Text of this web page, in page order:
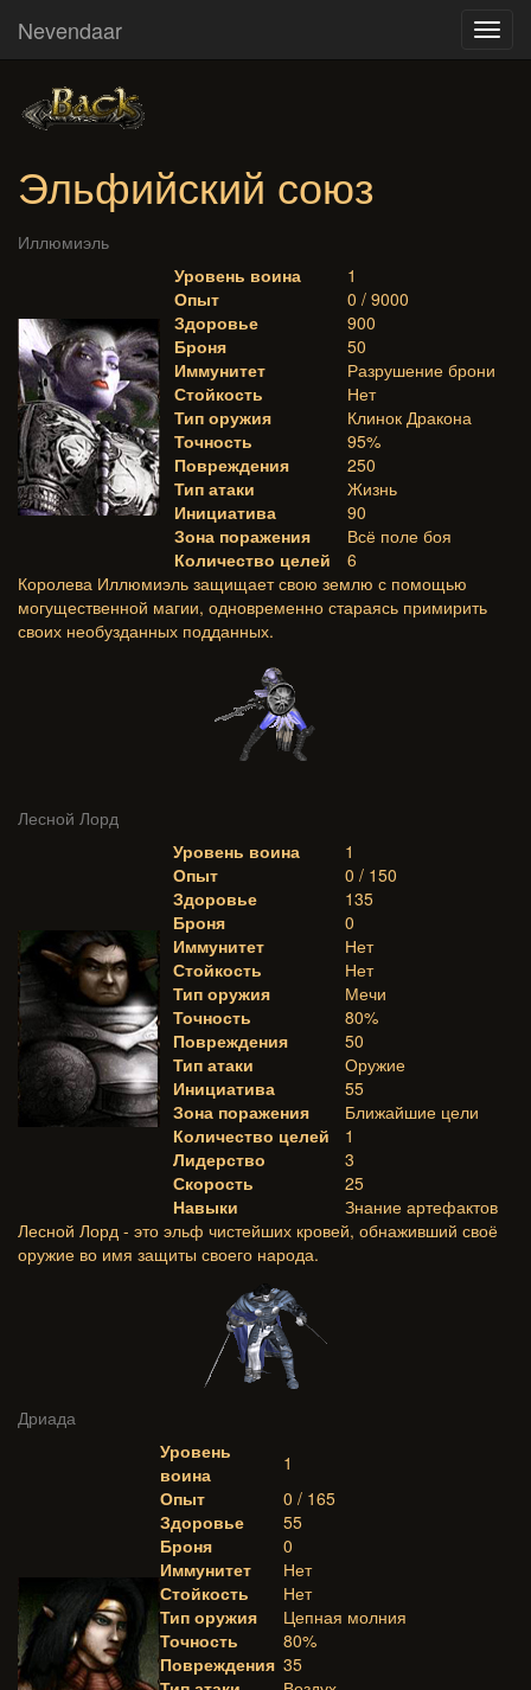
Nevendaar
Эльфийский союз
Иллюмиэль
Уровень воина
1
Опыт
0 / 9000
Здоровье
900
Броня
50
Иммунитет
Разрушение брони
Стойкость
Нет
Тип оружия
Клинок Дракона
Точность
95%
Повреждения
250
Тип атаки
Жизнь
Инициатива
90
Зона поражения
Всё поле боя
Количество целей
6
Королева Иллюмиэль защищает свою землю с помощью
могущественной магии, одновременно стараясь примирить
своих необузданных подданных.
Лесной Лорд
Уровень воина
1
Опыт
0 / 150
Здоровье
135
Броня
0
Иммунитет
Нет
Стойкость
Нет
Тип оружия
Мечи
Точность
80%
Повреждения
50
Тип атаки
Оружие
Инициатива
55
Зона поражения
Ближайшие цели
Количество целей
1
Лидерство
3
Скорость
25
Навыки
Знание артефактов
Лесной Лорд - это эльф чистейших кровей, обнаживший своё
оружие во имя защиты своего народа.
Дриада
Уровень
воина
1
Опыт
0 / 165
Здоровье
55
Броня
0
Иммунитет
Нет
Стойкость
Нет
Тип оружия
Цепная молния
Точность
80%
Повреждения 35